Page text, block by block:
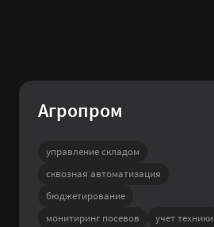
Агропром
управление складом
сквозная автоматизация
бюджетирование
монитиринг посевов
учет техники